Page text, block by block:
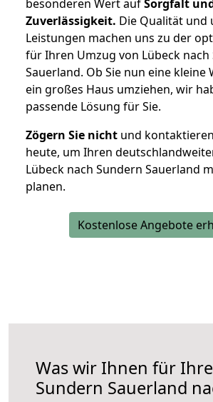
besonderen Wert aufSorgfalt
Zuverlässigkeit. Die Qualität und
Leistungen machen uns zu der
für Ihren Umzug von Lübeck nach
Sauerland. Ob Sie nun eine kleine
ein großes Haus umziehen, wir
passende Lösung für Sie.
Zögern Sie nicht und
heute, um Ihren
Lübeck nach Sundern Sauerland
planen.
Kostenlose Angebote
Was wir Ihnen für
Sundern Sauerland